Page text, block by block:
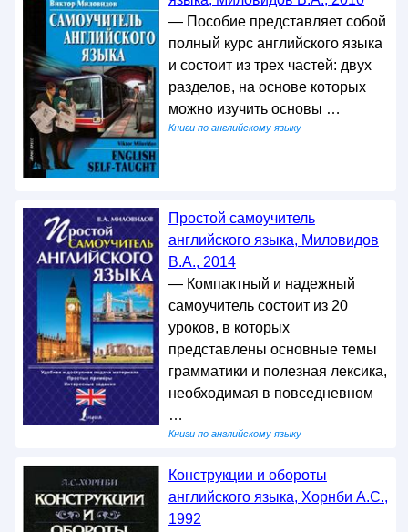
— Пособие представляет собой
полный курс английского языка
и состоит из трех частей: двух
разделов, на основе которых
можно изучить основы …
Книги по английскому языку
Простой самоучитель
английского языка, Миловидов
В.А., 2014
— Компактный и надежный
самоучитель состоит из 20
уроков, в которых
представлены основные темы
грамматики и полезная лексика,
необходимая в повседневном
…
Книги по английскому языку
Конструкции и обороты
английского языка, Хорнби А.С.,
1992